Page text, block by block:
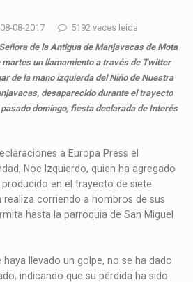
08-08-2017
5192 veces leída
de la Antigua de Manjavacas de Mota
un llamamiento a través de Twitter
de la mano izquierda del Niño de Nuestra
desaparecido durante el trayecto
domingo, fiesta declarada de Interés
a Europa Press el
Noe Izquierdo, quien ha agregado
en el trayecto de siete
realiza corriendo a hombros de sus
hasta la parroquia de San Miguel
haya llevado un golpe, no se ha dado
indicando que su pérdida ha sido